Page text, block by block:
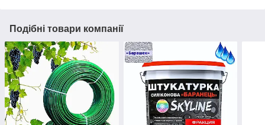
Подібні товари компанії